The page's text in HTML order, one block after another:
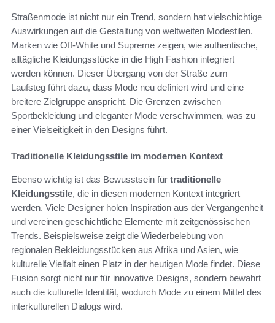
Straßenmode ist nicht nur ein Trend, sondern hat vielschichtige
Auswirkungen auf die Gestaltung von weltweiten Modestilen.
Marken wie Off-White und Supreme zeigen, wie authentische,
alltägliche Kleidungsstücke in die High Fashion integriert
werden können. Dieser Übergang von der Straße zum
Laufsteg führt dazu, dass Mode neu definiert wird und eine
breitere Zielgruppe anspricht. Die Grenzen zwischen
Sportbekleidung und eleganter Mode verschwimmen, was zu
einer Vielseitigkeit in den Designs führt.
Traditionelle Kleidungsstile im modernen Kontext
Ebenso wichtig ist das Bewusstsein für traditionelle
Kleidungsstile, die in diesen modernen Kontext integriert
werden. Viele Designer holen Inspiration aus der Vergangenheit
und vereinen geschichtliche Elemente mit zeitgenössischen
Trends. Beispielsweise zeigt die Wiederbelebung von
regionalen Bekleidungsstücken aus Afrika und Asien, wie
kulturelle Vielfalt einen Platz in der heutigen Mode findet. Diese
Fusion sorgt nicht nur für innovative Designs, sondern bewahrt
auch die kulturelle Identität, wodurch Mode zu einem Mittel des
interkulturellen Dialogs wird.